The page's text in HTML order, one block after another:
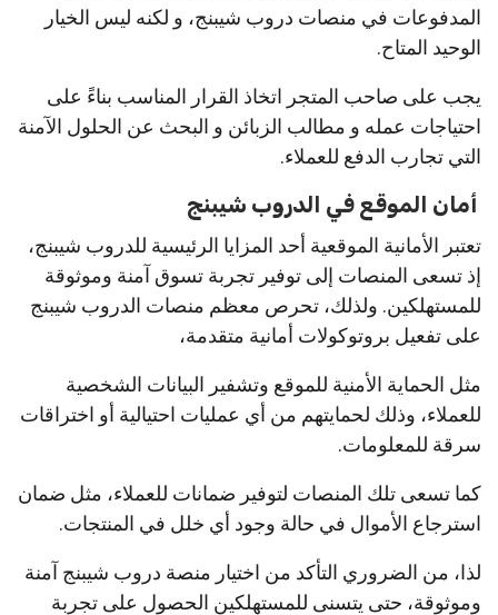
المدفوعات في منصات دروب شيبنج، و لكنه ليس الخيار
الوحيد المتاح.
يجب على صاحب المتجر اتخاذ القرار المناسب بناءً على
احتياجات عمله و مطالب الزبائن و البحث عن الحلول الآمنة
التي تجارب الدفع للعملاء.
أمان الموقع في الدروب شيبنج
تعتبر الأمانية الموقعية أحد المزايا الرئيسية للدروب شيبنج،
إذ تسعى المنصات إلى توفير تجربة تسوق آمنة وموثوقة
للمستهلكين. ولذلك، تحرص معظم منصات الدروب شيبنج
على تفعيل بروتوكولات أمانية متقدمة،
مثل الحماية الأمنية للموقع وتشفير البيانات الشخصية
للعملاء، وذلك لحمايتهم من أي عمليات احتيالية أو اختراقات
سرقة للمعلومات.
كما تسعى تلك المنصات لتوفير ضمانات للعملاء، مثل ضمان
استرجاع الأموال في حالة وجود أي خلل في المنتجات.
لذا، من الضروري التأكد من اختيار منصة دروب شيبنج آمنة
وموثوقة، حتى يتسنى للمستهلكين الحصول على تجربة